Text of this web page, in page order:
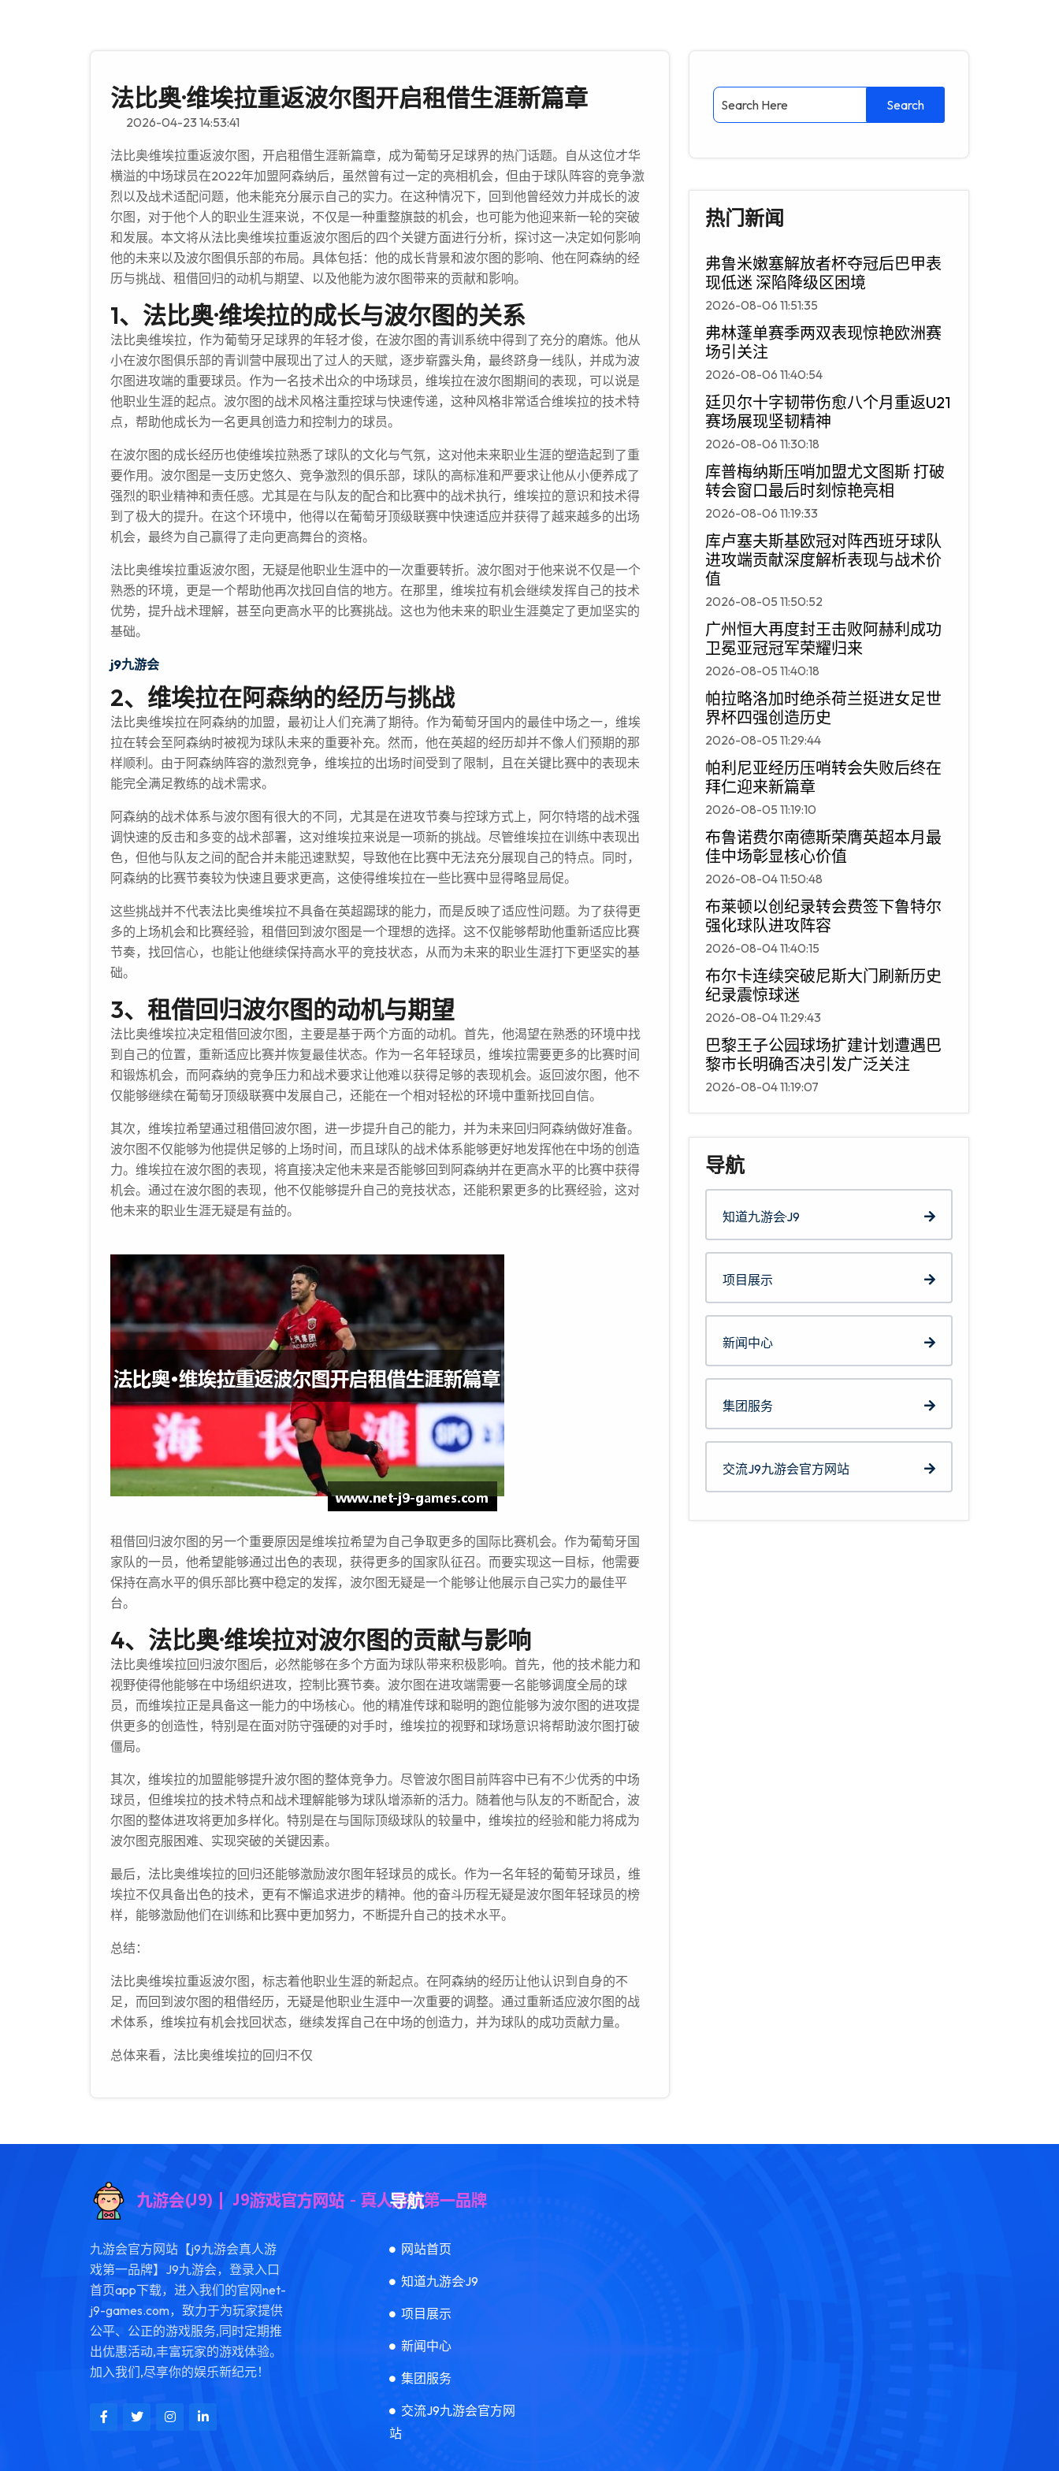
法比奥·维埃拉重返波尔图开启租借生涯新篇章
2026-04-23 14:53:41
法比奥·维埃拉重返波尔图，开启租借生涯新篇章，成为葡萄牙足球界的热门话题。自从这位才华
横溢的中场球员在2022年加盟阿森纳后，虽然曾有过一定的亮相机会，但由于球队阵容的竞争激
烈以及战术适配问题，他未能充分展示自己的实力。在这种情况下，回到他曾经效力并成长的波
尔图，对于他个人的职业生涯来说，不仅是一种重整旗鼓的机会，也可能为他迎来新一轮的突破
和发展。本文将从法比奥·维埃拉重返波尔图后的四个关键方面进行分析，探讨这一决定如何影响
他的未来以及波尔图俱乐部的布局。具体包括：他的成长背景和波尔图的影响、他在阿森纳的经
历与挑战、租借回归的动机与期望、以及他能为波尔图带来的贡献和影响。
1、法比奥·维埃拉的成长与波尔图的关系
法比奥·维埃拉，作为葡萄牙足球界的年轻才俊，在波尔图的青训系统中得到了充分的磨炼。他从
小在波尔图俱乐部的青训营中展现出了过人的天赋，逐步崭露头角，最终跻身一线队，并成为波
尔图进攻端的重要球员。作为一名技术出众的中场球员，维埃拉在波尔图期间的表现，可以说是
他职业生涯的起点。波尔图的战术风格注重控球与快速传递，这种风格非常适合维埃拉的技术特
点，帮助他成长为一名更具创造力和控制力的球员。
在波尔图的成长经历也使维埃拉熟悉了球队的文化与气氛，这对他未来职业生涯的塑造起到了重
要作用。波尔图是一支历史悠久、竞争激烈的俱乐部，球队的高标准和严要求让他从小便养成了
强烈的职业精神和责任感。尤其是在与队友的配合和比赛中的战术执行，维埃拉的意识和技术得
到了极大的提升。在这个环境中，他得以在葡萄牙顶级联赛中快速适应并获得了越来越多的出场
机会，最终为自己赢得了走向更高舞台的资格。
法比奥·维埃拉重返波尔图，无疑是他职业生涯中的一次重要转折。波尔图对于他来说不仅是一个
熟悉的环境，更是一个帮助他再次找回自信的地方。在那里，维埃拉有机会继续发挥自己的技术
优势，提升战术理解，甚至向更高水平的比赛挑战。这也为他未来的职业生涯奠定了更加坚实的
基础。
j9九游会
2、维埃拉在阿森纳的经历与挑战
法比奥·维埃拉在阿森纳的加盟，最初让人们充满了期待。作为葡萄牙国内的最佳中场之一，维埃
拉在转会至阿森纳时被视为球队未来的重要补充。然而，他在英超的经历却并不像人们预期的那
样顺利。由于阿森纳阵容的激烈竞争，维埃拉的出场时间受到了限制，且在关键比赛中的表现未
能完全满足教练的战术需求。
阿森纳的战术体系与波尔图有很大的不同，尤其是在进攻节奏与控球方式上，阿尔特塔的战术强
调快速的反击和多变的战术部署，这对维埃拉来说是一项新的挑战。尽管维埃拉在训练中表现出
色，但他与队友之间的配合并未能迅速默契，导致他在比赛中无法充分展现自己的特点。同时，
阿森纳的比赛节奏较为快速且要求更高，这使得维埃拉在一些比赛中显得略显局促。
这些挑战并不代表法比奥·维埃拉不具备在英超踢球的能力，而是反映了适应性问题。为了获得更
多的上场机会和比赛经验，租借回到波尔图是一个理想的选择。这不仅能够帮助他重新适应比赛
节奏，找回信心，也能让他继续保持高水平的竞技状态，从而为未来的职业生涯打下更坚实的基
础。
3、租借回归波尔图的动机与期望
法比奥·维埃拉决定租借回波尔图，主要是基于两个方面的动机。首先，他渴望在熟悉的环境中找
到自己的位置，重新适应比赛并恢复最佳状态。作为一名年轻球员，维埃拉需要更多的比赛时间
和锻炼机会，而阿森纳的竞争压力和战术要求让他难以获得足够的表现机会。返回波尔图，他不
仅能够继续在葡萄牙顶级联赛中发展自己，还能在一个相对轻松的环境中重新找回自信。
其次，维埃拉希望通过租借回波尔图，进一步提升自己的能力，并为未来回归阿森纳做好准备。
波尔图不仅能够为他提供足够的上场时间，而且球队的战术体系能够更好地发挥他在中场的创造
力。维埃拉在波尔图的表现，将直接决定他未来是否能够回到阿森纳并在更高水平的比赛中获得
机会。通过在波尔图的表现，他不仅能够提升自己的竞技状态，还能积累更多的比赛经验，这对
他未来的职业生涯无疑是有益的。
租借回归波尔图的另一个重要原因是维埃拉希望为自己争取更多的国际比赛机会。作为葡萄牙国
家队的一员，他希望能够通过出色的表现，获得更多的国家队征召。而要实现这一目标，他需要
保持在高水平的俱乐部比赛中稳定的发挥，波尔图无疑是一个能够让他展示自己实力的最佳平
台。
4、法比奥·维埃拉对波尔图的贡献与影响
法比奥·维埃拉回归波尔图后，必然能够在多个方面为球队带来积极影响。首先，他的技术能力和
视野使得他能够在中场组织进攻，控制比赛节奏。波尔图在进攻端需要一名能够调度全局的球
员，而维埃拉正是具备这一能力的中场核心。他的精准传球和聪明的跑位能够为波尔图的进攻提
供更多的创造性，特别是在面对防守强硬的对手时，维埃拉的视野和球场意识将帮助波尔图打破
僵局。
其次，维埃拉的加盟能够提升波尔图的整体竞争力。尽管波尔图目前阵容中已有不少优秀的中场
球员，但维埃拉的技术特点和战术理解能够为球队增添新的活力。随着他与队友的不断配合，波
尔图的整体进攻将更加多样化。特别是在与国际顶级球队的较量中，维埃拉的经验和能力将成为
波尔图克服困难、实现突破的关键因素。
最后，法比奥·维埃拉的回归还能够激励波尔图年轻球员的成长。作为一名年轻的葡萄牙球员，维
埃拉不仅具备出色的技术，更有不懈追求进步的精神。他的奋斗历程无疑是波尔图年轻球员的榜
样，能够激励他们在训练和比赛中更加努力，不断提升自己的技术水平。
总结：
法比奥·维埃拉重返波尔图，标志着他职业生涯的新起点。在阿森纳的经历让他认识到自身的不
足，而回到波尔图的租借经历，无疑是他职业生涯中一次重要的调整。通过重新适应波尔图的战
术体系，维埃拉有机会找回状态，继续发挥自己在中场的创造力，并为球队的成功贡献力量。
总体来看，法比奥·维埃拉的回归不仅
热门新闻
弗鲁米嫩塞解放者杯夺冠后巴甲表
现低迷 深陷降级区困境
2026-08-06 11:51:35
弗林蓬单赛季两双表现惊艳欧洲赛
场引关注
2026-08-06 11:40:54
廷贝尔十字韧带伤愈八个月重返U21
赛场展现坚韧精神
2026-08-06 11:30:18
库普梅纳斯压哨加盟尤文图斯 打破
转会窗口最后时刻惊艳亮相
2026-08-06 11:19:33
库卢塞夫斯基欧冠对阵西班牙球队
进攻端贡献深度解析表现与战术价
值
2026-08-05 11:50:52
广州恒大再度封王击败阿赫利成功
卫冕亚冠冠军荣耀归来
2026-08-05 11:40:18
帕拉略洛加时绝杀荷兰挺进女足世
界杯四强创造历史
2026-08-05 11:29:44
帕利尼亚经历压哨转会失败后终在
拜仁迎来新篇章
2026-08-05 11:19:10
布鲁诺费尔南德斯荣膺英超本月最
佳中场彰显核心价值
2026-08-04 11:50:48
布莱顿以创纪录转会费签下鲁特尔
强化球队进攻阵容
2026-08-04 11:40:15
布尔卡连续突破尼斯大门刷新历史
纪录震惊球迷
2026-08-04 11:29:43
巴黎王子公园球场扩建计划遭遇巴
黎市长明确否决引发广泛关注
2026-08-04 11:19:07
导航
知道九游会·J9
项目展示
新闻中心
集团服务
交流J9九游会官方网站
九游会官方网站【j9九游会真人游
戏第一品牌】J9九游会，登录入口
首页app下载，进入我们的官网net-
j9-games.com，致力于为玩家提供
公平、公正的游戏服务,同时定期推
出优惠活动,丰富玩家的游戏体验。
加入我们,尽享你的娱乐新纪元！
导航
网站首页
知道九游会·J9
项目展示
新闻中心
集团服务
交流J9九游会官方网
站